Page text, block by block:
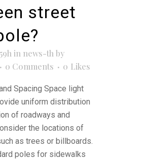
street
in news-th by
0 Comments 0 Likes
Spacing Space light
uniform distribution
of roadways and
the locations of
as trees or billboards.
poles for sidewalks